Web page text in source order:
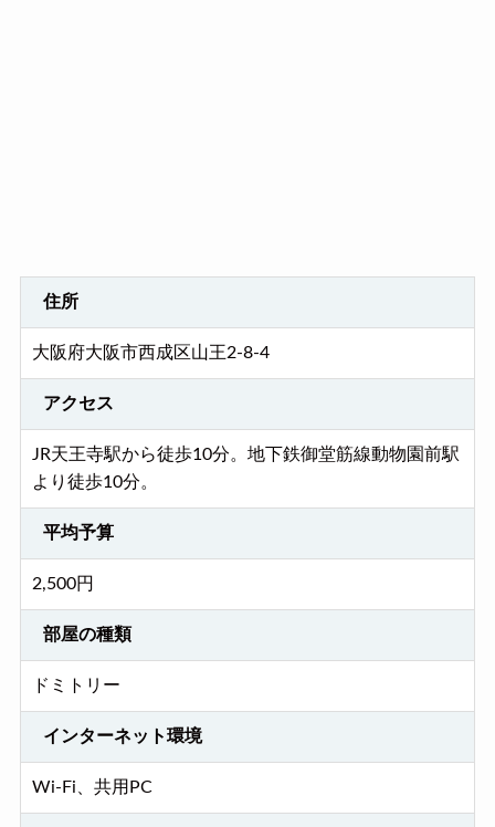
住所
大阪府大阪市西成区山王2-8-4
アクセス
JR天王寺駅から徒歩10分。地下鉄御堂筋線動物園前駅
より徒歩10分。
平均予算
2,500円
部屋の種類
ドミトリー
インターネット環境
Wi-Fi、共用PC